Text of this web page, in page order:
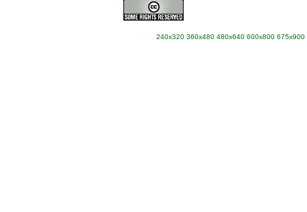
240x320 360x480 480x640 600x800 675x900